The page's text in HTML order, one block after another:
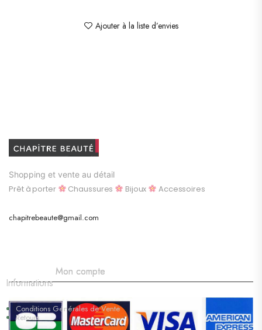
Ajouter à la liste d’envies
Shopping et vente au détail
Prêt à porter Chaussures Bijoux Accessoires
chapitrebeaute@gmail.com
Mon compte
Informations
Conditions Générales de Vente
Retours